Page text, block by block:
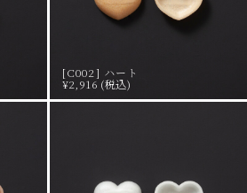
[C002] ハート
¥2,916 (税込)